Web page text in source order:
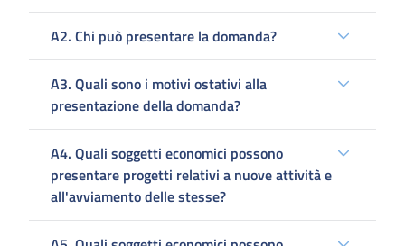
A2. Chi può presentare la domanda?
A3. Quali sono i motivi ostativi alla
presentazione della domanda?
A4. Quali soggetti economici possono
presentare progetti relativi a nuove attività e
all'avviamento delle stesse?